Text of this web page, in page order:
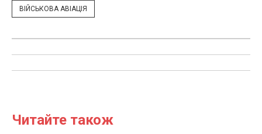
ВІЙСЬКОВА АВІАЦІЯ
Читайте також